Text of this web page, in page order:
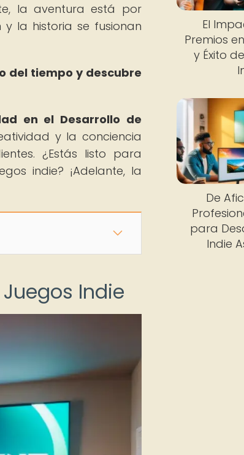
la aventura está por
y la historia se fusionan
del tiempo y descubre
en el Desarrollo de
y la conciencia
¿Estás listo para
indie? ¡Adelante, la
Indie
El
Premios
y Éxito
De
para
Indie